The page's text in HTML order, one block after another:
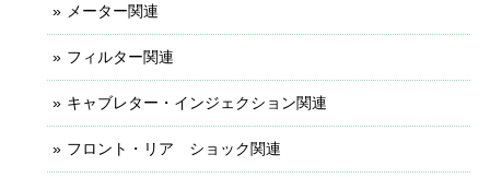
メーター関連
フィルター関連
キャブレター・インジェクション関連
フロント・リア ショック関連